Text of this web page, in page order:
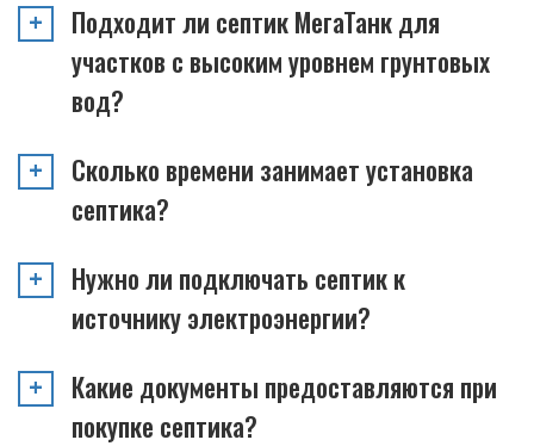
Подходит ли септик МегаТанк для
участков с высоким уровнем грунтовых
вод?
Сколько времени занимает установка
септика?
Нужно ли подключать септик к
источнику электроэнергии?
Какие документы предоставляются при
покупке септика?